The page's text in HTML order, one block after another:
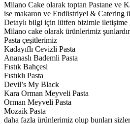
Milano Cake olarak toptan Pastane ve
ise makaron ve Endüstriyel & Catering
Detaylı bilgi için lütfen bizimle iletişime
Milano cake olarak ürünlerimiz şunlardır
Pasta çeşitlerimiz
Kadayıflı Cevizli Pasta
Ananaslı Bademli Pasta
Fıstık Bahçesi
Fıstıklı Pasta
Devil’s My Black
Kara Orman Meyveli Pasta
Orman Meyveli Pasta
Mozaik Pasta
daha fazla ürünlerimiz olup bunları